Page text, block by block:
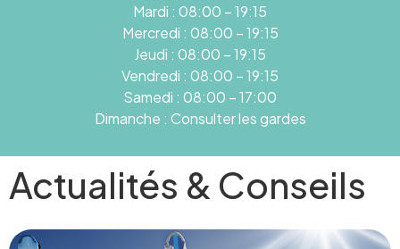
Mardi : 08:00 – 19:15
Mercredi : 08:00 – 19:15
Jeudi : 08:00 – 19:15
Vendredi : 08:00 – 19:15
Samedi : 08:00 – 17:00
Dimanche : Consulter les gardes
Actualités & Conseils